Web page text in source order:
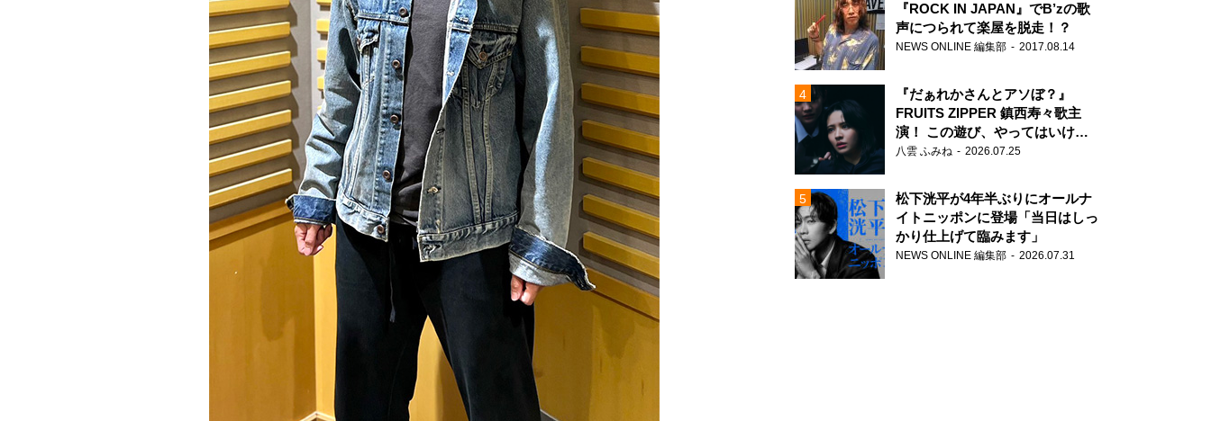
『ROCK IN JAPAN』でB’zの歌
声につられて楽屋を脱走！？
NEWS ONLINE 編集部 2017.08.14
『だぁれかさんとアソぼ？』
FRUITS ZIPPER 鎮西寿々歌主
演！ この遊び、やってはいけま
せん。
八雲 ふみね 2026.07.25
松下洸平が4年半ぶりにオールナ
イトニッポンに登場「当日はしっ
かり仕上げて臨みます」
NEWS ONLINE 編集部 2026.07.31